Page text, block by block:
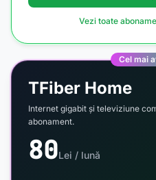
Vezi toate
Cel mai
TFiber Home
Internet gigabit și televiziune
abonament.
80Lei / lună